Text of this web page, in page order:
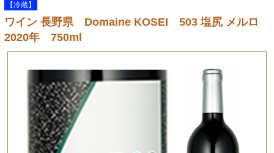
【冷蔵】
ワイン 長野県 Domaine KOSEI 503 塩尻 メルロ
2020年 750ml